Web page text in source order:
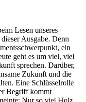
Lesen unseres
Ausgabe. Denn
ein
geht es um viel, viel
sprechen. Darüber,
Zukunft und die
Eine Schlüsselrolle
Begriff kommt